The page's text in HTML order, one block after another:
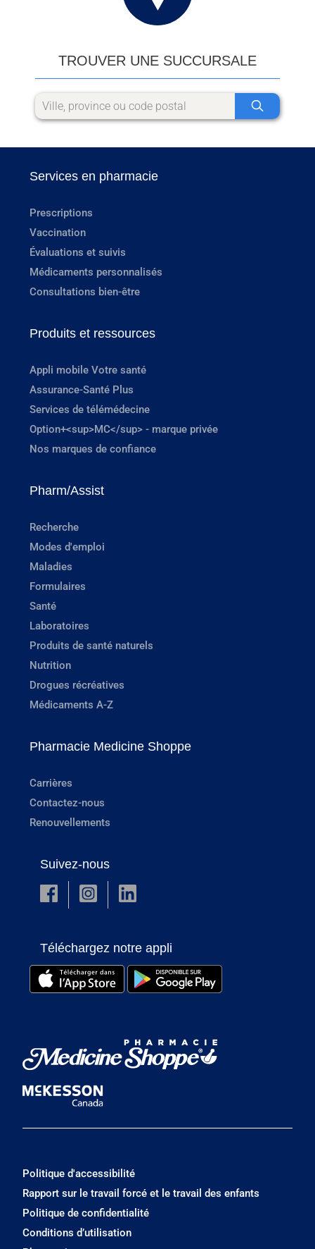
TROUVER UNE SUCCURSALE
Services en pharmacie
Prescriptions
Vaccination
Évaluations et suivis
Médicaments personnalisés
Consultations bien-être
Produits et ressources
Appli mobile Votre santé
Assurance-Santé Plus
Services de télémédecine
Option+<sup>MC</sup> - marque privée
Nos marques de confiance
Pharm/Assist
Recherche
Modes d'emploi
Maladies
Formulaires
Santé
Laboratoires
Produits de santé naturels
Nutrition
Drogues récréatives
Médicaments A-Z
Pharmacie Medicine Shoppe
Carrières
Contactez-nous
Renouvellements
Suivez-nous
Téléchargez notre appli
Politique d'accessibilité
Rapport sur le travail forcé et le travail des enfants
Politique de confidentialité
Conditions d’utilisation